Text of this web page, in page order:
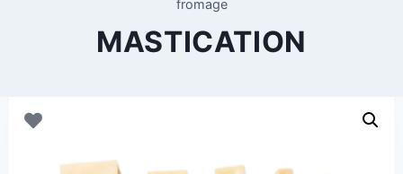
fromage
MASTICATION